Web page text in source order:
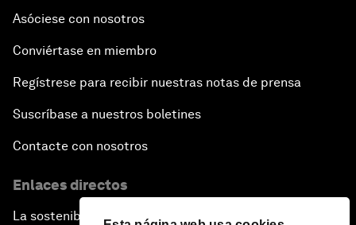
Asóciese con nosotros
Conviértase en miembro
Regístrese para recibir nuestras notas de prensa
Suscríbase a nuestros boletines
Contacte con nosotros
Enlaces directos
La sostenibilidad en el Foro